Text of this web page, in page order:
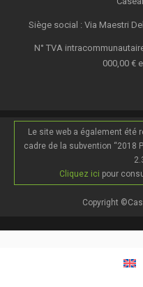
Siège social : Via Maestri
N° TVA
000,00 €
Le site web a également été
cadre de la subvention “2018
Cliquez ici pour
Copyright